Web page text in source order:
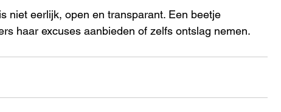
niet eerlijk, open en transparant. Een beetje
haar excuses aanbieden of zelfs ontslag nemen.